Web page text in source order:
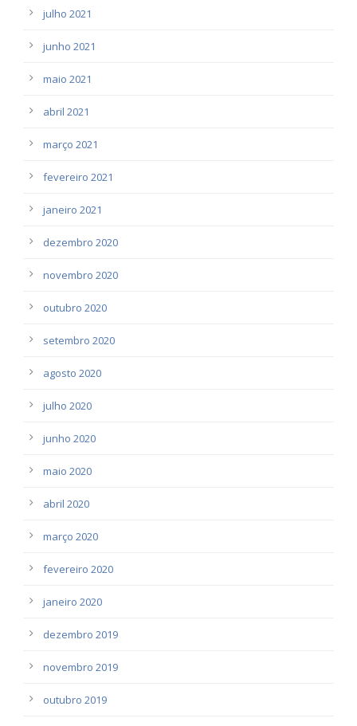
julho 2021
junho 2021
maio 2021
abril 2021
março 2021
fevereiro 2021
janeiro 2021
dezembro 2020
novembro 2020
outubro 2020
setembro 2020
agosto 2020
julho 2020
junho 2020
maio 2020
abril 2020
março 2020
fevereiro 2020
janeiro 2020
dezembro 2019
novembro 2019
outubro 2019